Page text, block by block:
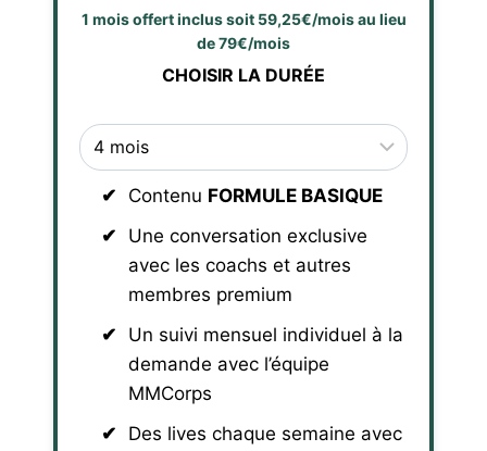
1 mois offert inclus soit 59,25€/mois au lieu
de 79€/mois
CHOISIR LA DURÉE
Contenu FORMULE BASIQUE
Une conversation exclusive
avec les coachs et autres
membres premium
Un suivi mensuel individuel à la
demande avec l’équipe
MMCorps
Des lives chaque semaine avec